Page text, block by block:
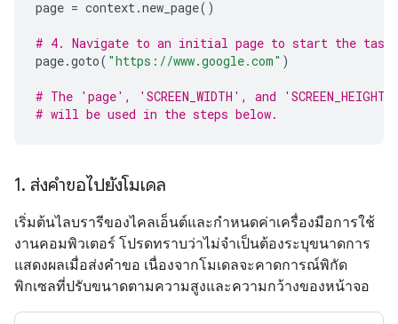
page = context.new_page()
# 4. Navigate to an initial page to start the task
page.goto( "https://www.google.com" )
# The 'page', 'SCREEN_WIDTH', and
# will be used in the steps below.
1. ส่งคำขอไปยังโมเดล
เริ่มต้นไลบรารีของไคลเอ็นต์และกำหนดค่าเครื่องมือการใช้
งานคอมพิวเตอร์ โปรดทราบว่าไม่จำเป็นต้องระบุขนาดการ
แสดงผลเมื่อส่งคำขอ เนื่องจากโมเดลจะคาดการณ์พิกัด
พิกเซลที่ปรับขนาดตามความสูงและความกว้างของหน้าจอ